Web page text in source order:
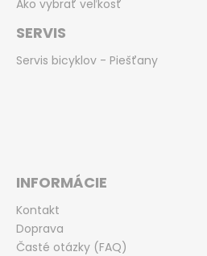
Ako vybrať veľkosť
SERVIS
Servis bicyklov - Piešťany
INFORMÁCIE
Kontakt
Doprava
Časté otázky (FAQ)